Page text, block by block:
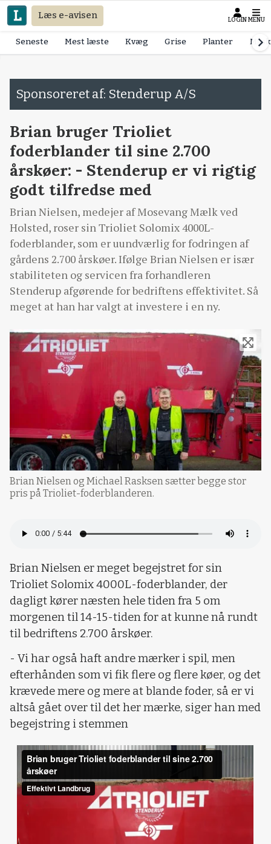
Læs e-avisen LOGIN MENU
Seneste Mest læste Kvæg Grise Planter
Sponsoreret af: Stenderup A/S
Brian bruger Trioliet
foderblander til sine 2.700
årskøer: - Stenderup er vi rigtig
godt tilfredse med
Brian Nielsen, medejer af Mosevang Mælk ved
Holsted, roser sin Trioliet Solomix 4000L-
foderblander, som er uundværlig for fodringen af
gårdens 2.700 årskøer. Ifølge Brian Nielsen er især
stabiliteten og servicen fra forhandleren
Stenderup afgørende for bedriftens effektivitet. Så
meget at han har valgt at investere i en ny.
Brian Nielsen og Michael Rasksen sætter begge stor
pris på Trioliet-foderblanderen.
Brian Nielsen er meget begejstret for sin
Trioliet Solomix 4000L-foderblander, der
dagligt kører næsten hele tiden fra 5 om
morgenen til 14-15-tiden for at kunne nå rundt
til bedriftens 2.700 årskøer.
- Vi har også haft andre mærker i spil, men
efterhånden som vi fik flere og flere køer, og det
krævede mere og mere at blande foder, så er vi
altså gået over til det her mærke, siger han med
begejstring i stemmen